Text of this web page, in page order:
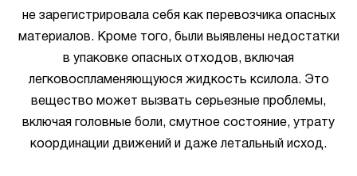
не зарегистрировала себя как перевозчика опасных
материалов. Кроме того, были выявлены недостатки
в упаковке опасных отходов, включая
легковоспламеняющуюся жидкость ксилола. Это
вещество может вызвать серьезные проблемы,
включая головные боли, смутное состояние, утрату
координации движений и даже летальный исход.